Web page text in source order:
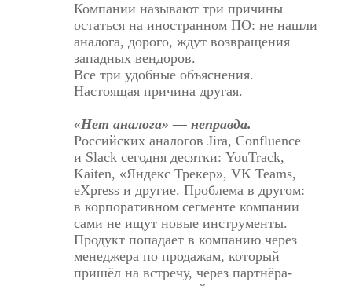
Компании называют три причины
остаться на иностранном ПО: не нашли
аналога, дорого, ждут возвращения
западных вендоров.
Все три удобные объяснения.
Настоящая причина другая.
«Нет аналога» — неправда.
Российских аналогов Jira, Confluence
и Slack сегодня десятки: YouTrack,
Kaiten, «Яндекс Трекер», VK Teams,
eXpress и другие. Проблема в другом:
в корпоративном сегменте компании
сами не ищут новые инструменты.
Продукт попадает в компанию через
менеджера по продажам, который
пришёл на встречу, через партнёра-